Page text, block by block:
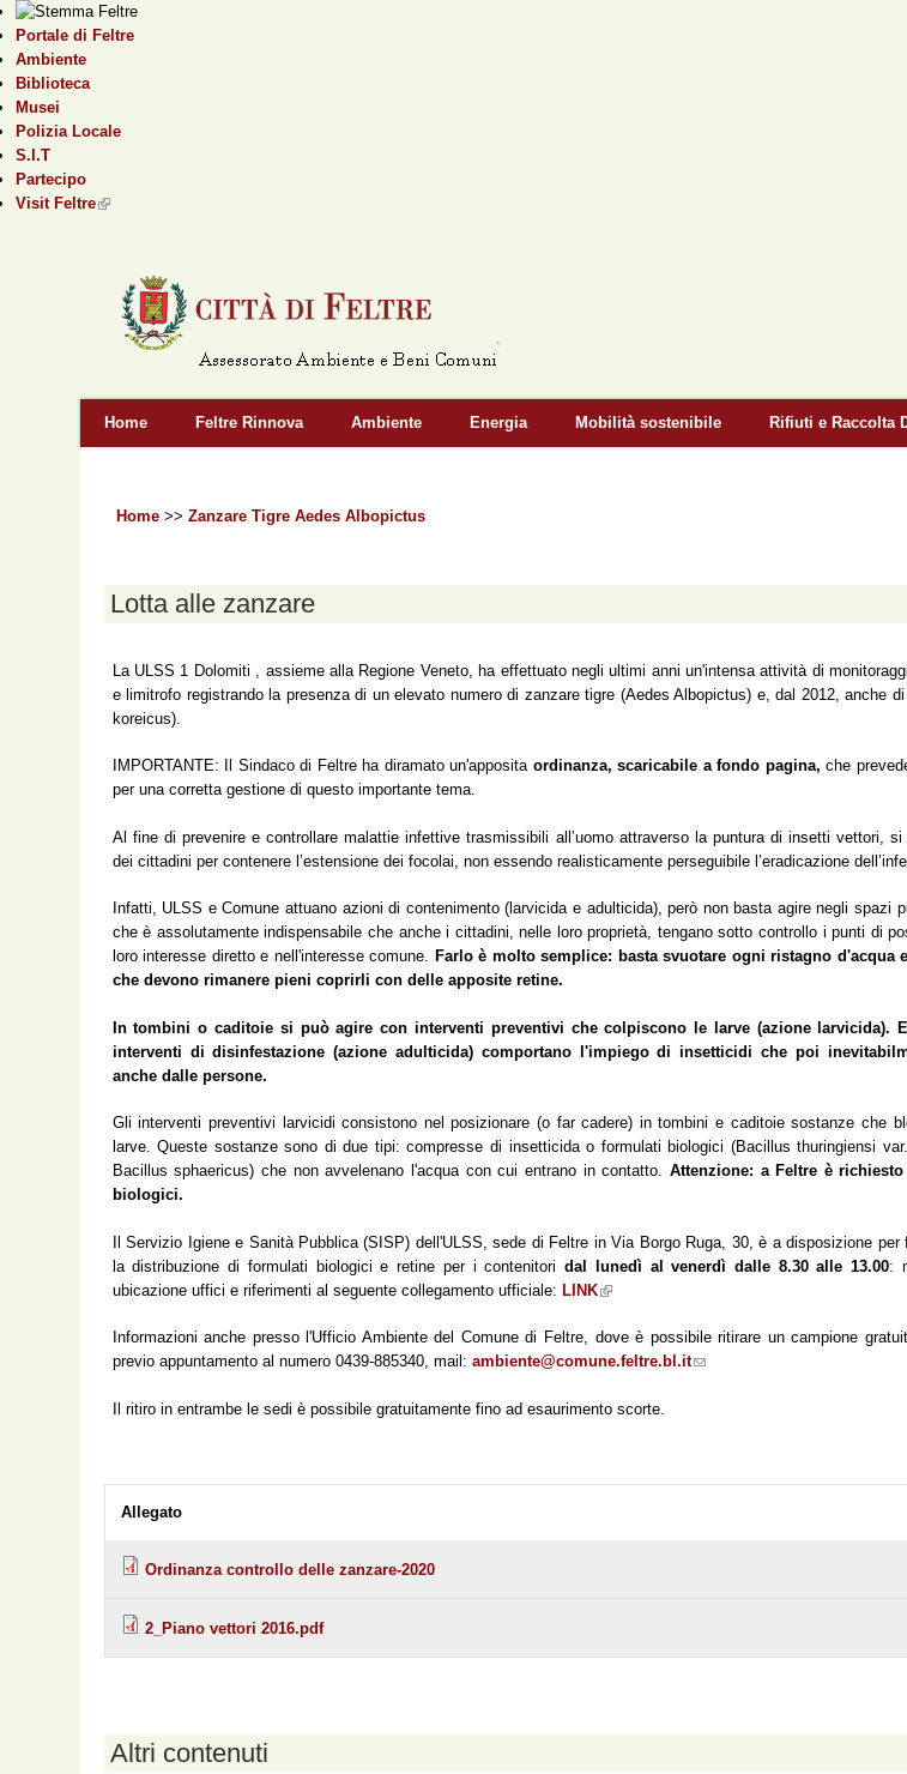
Portale di Feltre
Ambiente
Biblioteca
Musei
Polizia Locale
S.I.T
Partecipo
Visit Feltre(link is external)
Home Feltre Rinnova Ambiente Energia Mobilità sostenibile Rifiuti e Raccolta
Home >> Zanzare Tigre Aedes Albopictus
Lotta alle zanzare
La ULSS 1 Dolomiti , assieme alla Regione Veneto, ha effettuato negli ultimi anni un'intensa attività di
e limitrofo registrando la presenza di un elevato numero di zanzare tigre (Aedes Albopictus) e, dal 2012, anche
koreicus).
IMPORTANTE: Il Sindaco di Feltre ha diramato un'apposita ordinanza, scaricabile a fondo pagina,che
per una corretta gestione di questo importante tema.
Al fine di prevenire e controllare malattie infettive trasmissibili all’uomo attraverso la puntura di insetti vettori,
dei cittadini per contenere l’estensione dei focolai, non essendo realisticamente perseguibile l’eradicazione
Infatti, ULSS e Comune attuano azioni di contenimento (larvicida e adulticida), però non basta agire negli spazi
che è assolutamente indispensabile che anche i cittadini, nelle loro proprietà, tengano sotto controllo i punti di
loro interesse diretto e nell'interesse comune. Farlo è molto semplice: basta svuotare ogni ristagno d'acqua
che devono rimanere pieni coprirli con delle apposite retine.
In tombini o caditoie si può agire con interventi preventivi che colpiscono le larve (azione larvicida).
interventi di disinfestazione (azione adulticida) comportano l'impiego di insetticidi che poi
anche dalle persone.
Gli interventi preventivi larvicidi consistono nel posizionare (o far cadere) in tombini e caditoie sostanze che
larve. Queste sostanze sono di due tipi: compresse di insetticida o formulati biologici (Bacillus thuringiensi
Bacillus sphaericus) che non avvelenano l'acqua con cui entrano in contatto. Attenzione: a Feltre è
biologici.
Il Servizio Igiene e Sanità Pubblica (SISP) dell'ULSS, sede di Feltre in Via Borgo Ruga, 30, è a disposizione per
la distribuzione di formulati biologici e retine per i contenitoridal lunedì al venerdì dalle 8.30 alle 13.00:
ubicazione uffici e riferimenti al seguente collegamento ufficiale: LINK(link is external)
Informazioni anche presso l'Ufficio Ambiente del Comune di Feltre, dove è possibile ritirare un campione
previo appuntamento al numero 0439-885340, mail: ambiente@comune.feltre.bl.it(link sends e-mail)
Il ritiro in entrambe le sedi è possibile gratuitamente fino ad esaurimento scorte.
Allegato
Ordinanza controllo delle zanzare-2020
2_Piano vettori 2016.pdf
Altri contenuti